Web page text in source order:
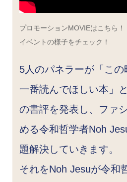
プロモーションMOVIEはこちら！
イベントの様子をチェック！
5人のパネラーが「こ
一番読んでほしい本」
の書評を発表し、ファ
める令和哲学者Noh
題解決していきます。
それをNoh Jesuが令和